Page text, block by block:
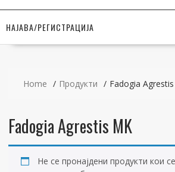
НАЈАВА/РЕГИСТРАЦИЈА
Home Продукти Fadogia
Fadogia Agrestis MK
Не се пронајдени продукти кои